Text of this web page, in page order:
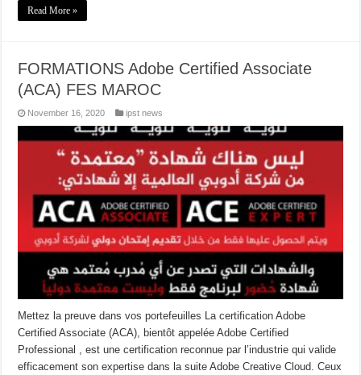
Read More »
FORMATIONS Adobe Certified Associate
(ACA) FES MAROC
November 16, 2020 ipst news
Mettez la preuve dans vos portefeuilles La certification Adobe
Certified Associate (ACA), bientôt appelée Adobe Certified
Professional , est une certification reconnue par l’industrie qui valide
efficacement son expertise dans la suite Adobe Creative Cloud. Ceux